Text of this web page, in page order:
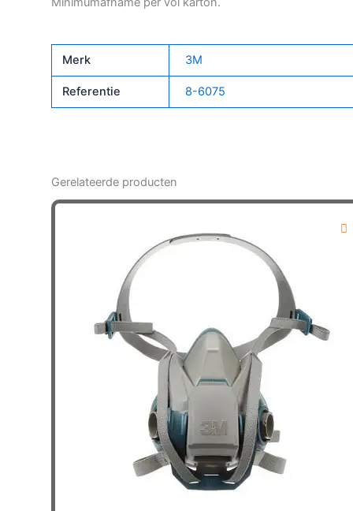
Merk 3M
Referentie 8-6075
Gerelateerde producten